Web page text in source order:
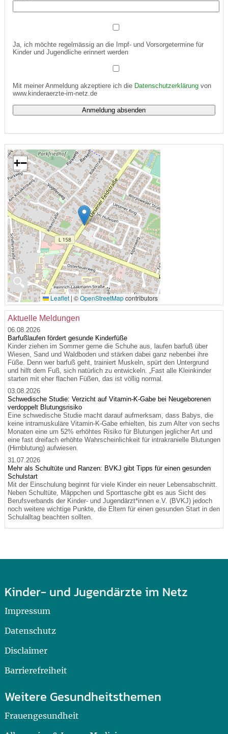
Ja, ich möchte regelmässig an die Impf- und Vorsorgetermine für
Kinder und Jugendliche erinnert werden
Mit meiner Anmeldung akzeptiere ich die Datenschutzerklärungvon
www.kinderaerzte-im-netz.de
🔍
+−
Leaflet | ©OpenStreetMapcontributors
Aktuelle Meldungen
06.08.2026
Barfußlaufen fördert gesunde Kinderfüße
Kinder ziehen im Sommer gerne die Schuhe aus, laufen barfuß über
Wiesen, Sand und Waldboden und stärken dabei ganz nebenbei ihre
Füße. Denn wer barfuß geht, trainiert Muskeln, spürt den Untergrund
und hilft dem Fuß, sich natürlich zu entwickeln. „Fast alle Kleinkinder
starten mit eher flachen Füßen, das ist völlig normal.
03.08.2026
Schwedische Studie: Verzicht auf Vitamin-K-Gabe bei Neugeborenen
verdoppelt Blutungsrisiko
Eine schwedische Studie macht darauf aufmerksam, dass Babys, die
keine intramuskuläre Vitamin-K-Gabe erhielten, bis zum Alter von sechs
Monaten eine um 52% erhöhtes Risiko für Blutungen jeglicher Art und
eine fast dreifach erhöhte Wahrscheinlichkeit für intrakranielle Blutungen
(Hirnblutung) aufwiesen.
31.07.2026
Mehr als Schultüte und Ranzen: BVKJ gibt Tipps für einen gesunden
Schulstart
Mit der Einschulung beginnt für viele Kinder ein neuer Lebensabschnitt.
Neben Schultüte, Mäppchen und Sporttasche gibt es aus Sicht des
Berufsverbands der Kinder- und Jugendärzt*innen e.V. (BVKJ) jedoch
noch weitere wichtige Punkte, die Eltern für einen gesunden Start in den
Schulalltag beachten sollten.
Kinder- und Jugendärzte im Netz
Impressum
Datenschutz
Disclaimer
Barrierefreiheit
Weitere Gesundheitsthemen
Frauengesundheit